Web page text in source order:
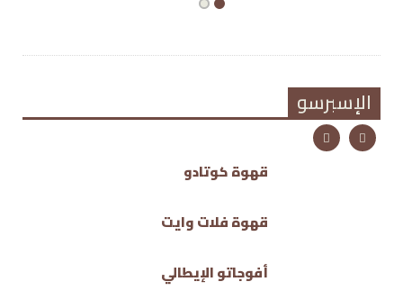
الإسبرسو
قهوة كوتادو
قهوة فلات وايت
أفوجاتو الإيطالي